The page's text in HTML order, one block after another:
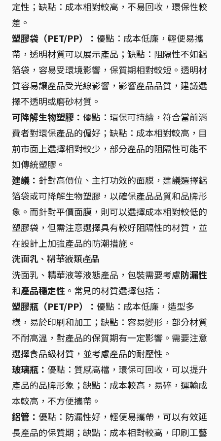
定性；缺點：成本相對較高，不易回收，環保性較
差。
塑膠袋（PET/PP）： 優點：成本低廉，輕便易攜
帶，透明材質可以展示產品；缺點：阻隔性不如鋁
箔袋，容易受環境影響，保質期相對較短。透明材
質容易讓產品受光線影響，影響產品品質，建議選
擇不透明或磨砂材質。
可降解生物塑膠： 優點：環保可持續，符合當前消
費者對環保產品的偏好；缺點：成本相對較高，目
前市面上選擇相對較少，部分產品的阻隔性可能不
如傳統塑膠。
建議： 針對高價位、主打功效的面膜，建議選擇鋁
箔袋或可降解生物塑膠，以確保產品品質和品牌形
象。而針對平價面膜，則可以選擇成本相對較低的
塑膠袋，但需注意選擇具有較好阻隔性的材質，並
在設計上加強產品的防潮措施。
洗面乳、精華液類產品
洗面乳、精華液等液態產品，包裝需要考慮防漏性
和產品穩定性 。常見的材質選擇包括：
塑膠瓶（PET/PP）： 優點：成本低廉，造型多
樣，易於印刷和加工；缺點：容易變形，部分材質
不耐高溫，對產品的保質期有一定影響。需要注意
選擇食品級材質，並考慮產品的耐壓性。
玻璃瓶： 優點：質感高檔，環保可回收，可以提升
產品的品牌形象；缺點：成本較高，易碎，運輸成
本較高，不方便攜帶。
鋁管： 優點：防漏性好，輕便易攜帶，可以有效延
長產品的保質期；缺點：成本相對較高，印刷工藝